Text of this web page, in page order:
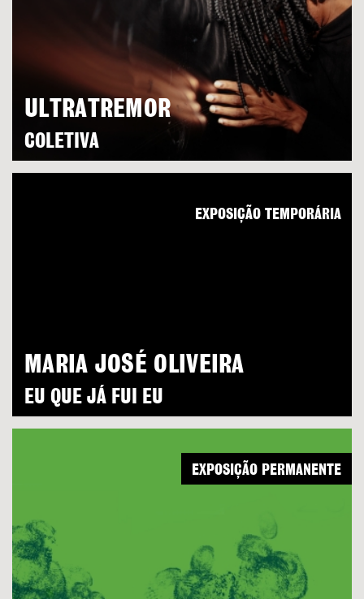
ULTRATREMOR
COLETIVA
MARIA JOSÉ OLIVEIRA
EU QUE JÁ FUI EU
EXPOSIÇÃO TEMPORÁRIA
EXPOSIÇÃO PERMANENTE